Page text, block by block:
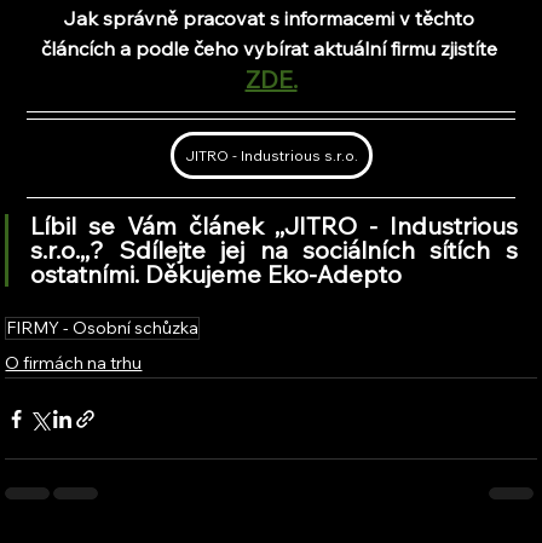
Jak správně pracovat s informacemi v těchto
článcích a podle čeho vybírat aktuální firmu zjistíte
ZDE.
JITRO - Industrious s.r.o.
Líbil se Vám článek ,,JITRO - Industrious
s.r.o.,,? Sdílejte jej na sociálních sítích s
ostatními. Děkujeme Eko-Adepto
FIRMY - Osobní schůzka
O firmách na trhu